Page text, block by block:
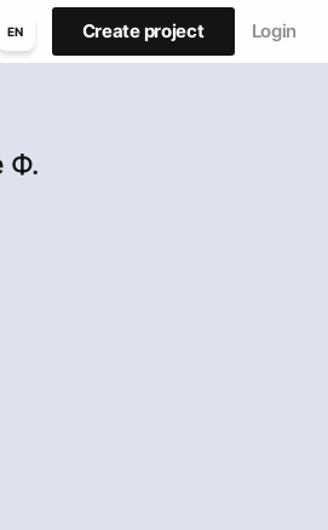
EN Create project Login
Ф.